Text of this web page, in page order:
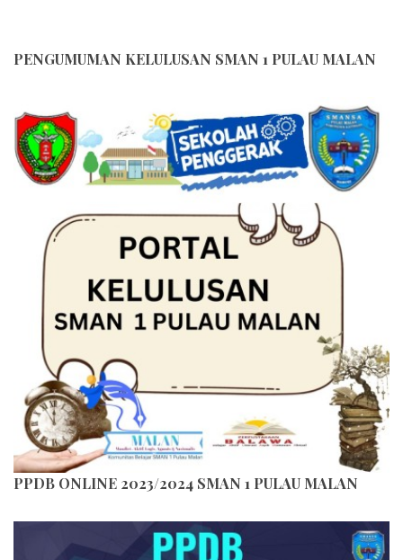
PENGUMUMAN KELULUSAN SMAN 1 PULAU MALAN
PPDB ONLINE 2023/2024 SMAN 1 PULAU MALAN